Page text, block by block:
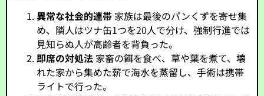
異常な社会的連帯 家族は最後のパンくずを寄せ集
め、隣人はツナ缶1つを20人で分け、強制行進では
見知らぬ人が高齢者を背負った。
即席の対処法 家畜の餌を食べ、草や葉を煮て、壊
れた家から集めた薪で海水を蒸留し、手術は携帯
ライトで行った。